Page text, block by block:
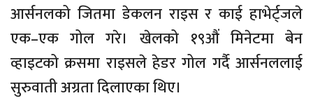
आर्सनलको जितमा डेकलन राइस र काई हाभेर्ट्जले
एक–एक गोल गरे। खेलको १९औं मिनेटमा बेन
व्हाइटको क्रसमा राइसले हेडर गोल गर्दै आर्सनललाई
सुरुवाती अग्रता दिलाएका थिए।